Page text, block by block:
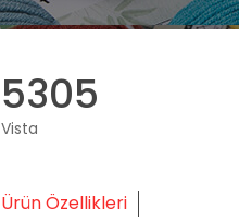
5305
Vista
Ürün Özellikleri